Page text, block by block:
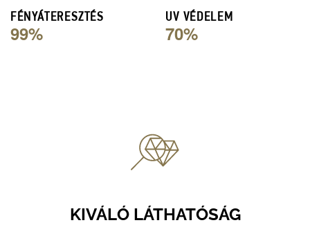
FÉNYÁTERESZTÉS
99%
UV VÉDELEM
70%
KIVÁLÓ LÁTHATÓSÁG